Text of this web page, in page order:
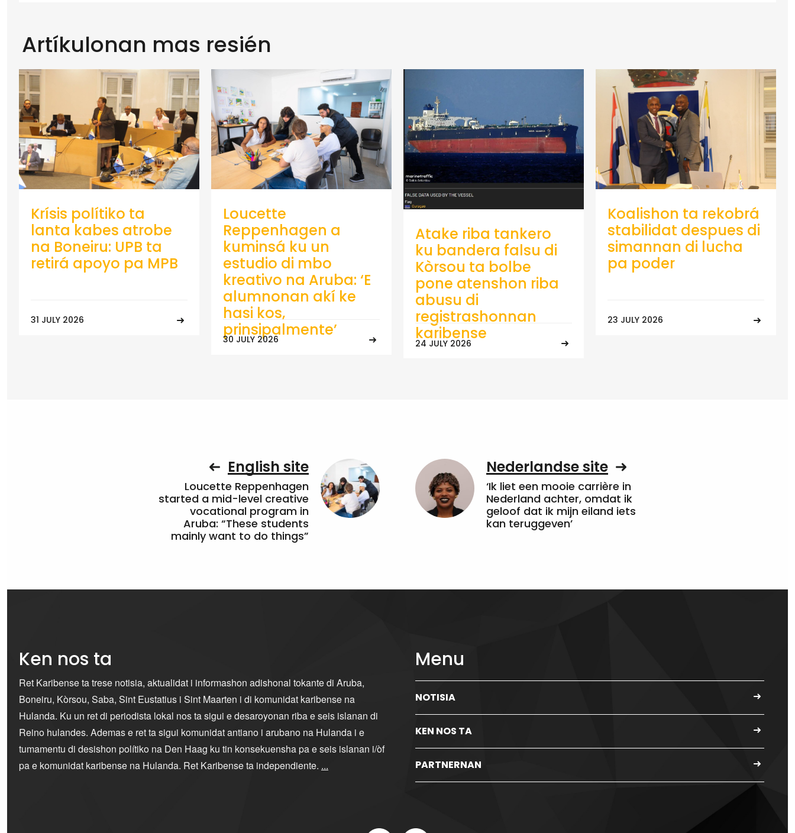
Artíkulonan mas resién
Krísis polítiko ta
lanta kabes atrobe
na Boneiru: UPB ta
retirá apoyo pa MPB
31 JULY 2026
Loucette
Reppenhagen a
kuminsá ku un
estudio di mbo
kreativo na Aruba: ‘E
alumnonan akí ke
hasi kos,
prinsipalmente’
30 JULY 2026
Atake riba tankero
ku bandera falsu di
Kòrsou ta bolbe
pone atenshon riba
abusu di
registrashonnan
karibense
24 JULY 2026
Koalishon ta rekobrá
stabilidat despues di
simannan di lucha
pa poder
23 JULY 2026
English site
Loucette Reppenhagen
started a mid-level creative
vocational program in
Aruba: “These students
mainly want to do things”
Nederlandse site
‘Ik liet een mooie carrière in
Nederland achter, omdat ik
geloof dat ik mijn eiland iets
kan teruggeven’
Ken nos ta
Ret Karibense ta trese notisia, aktualidat i informashon adishonal tokante di Aruba,
Boneiru, Kòrsou, Saba, Sint Eustatius i Sint Maarten i di komunidat karibense na
Hulanda. Ku un ret di periodista lokal nos ta sigui e desaroyonan riba e seis islanan di
Reino hulandes. Ademas e ret ta sigui komunidat antiano i arubano na Hulanda i e
tumamentu di desishon polítiko na Den Haag ku tin konsekuensha pa e seis islanan i/òf
pa e komunidat karibense na Hulanda. Ret Karibense ta independiente. ...
Menu
NOTISIA
KEN NOS TA
PARTNERNAN